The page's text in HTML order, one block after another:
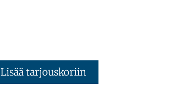
Lisää tarjouskoriin